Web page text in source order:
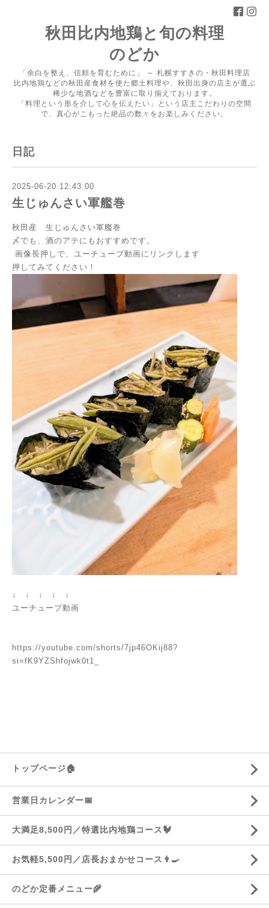
秋田比内地鶏と旬の料理
のどか
「余白を整え、信頼を育むために」 ～ 札幌すすきの・秋田料理店
比内地鶏などの秋田産食材を使た郷土料理や、秋田出身の店主が選ぶ
稀少な地酒などを豊富に取り揃えております。
「料理という形を介して心を伝えたい」という店主こだわりの空間
で、真心がこもった絶品の数々をお楽しみください。
日記
2025-06-20 12:43:00
生じゅんさい軍艦巻
秋田産 生じゅんさい軍艦巻
〆でも、酒のアテにもおすすめです。
画像長押しで、ユーチューブ動画にリンクします
押してみてください！
↓ ↓ ↓ ↓ ↓
ユーチューブ動画
https://youtube.com/shorts/7jp46OKij88?
si=fK9YZShfojwk0t1_
トップページ🏠
営業日カレンダー📅
大満足8,500円／特選比内地鶏コース🐓
お気軽5,500円／店長おまかせコース👨‍🍳
のどか定番メニュー🌾